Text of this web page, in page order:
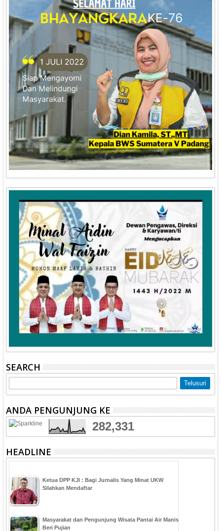
SEARCH
ANDA PENGUNJUNG KE
282,331
HEADLINE
Ketua DPP KJI : Bagi Jurnalis Yang Minat UKW
Silahkan Mendaftar
Masyarakat dan Pengunjung Wisata Pantai Air Manis
Beri Pujian